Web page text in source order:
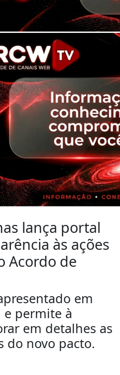
lança portal
às ações
Acordo de
em
permite à
em detalhes as
do novo pacto.